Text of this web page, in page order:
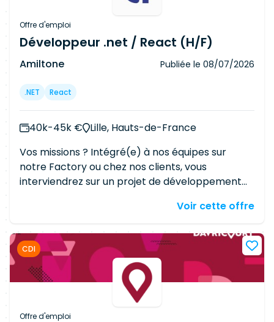
Offre d'emploi
Développeur .net / React (H/F)
Amiltone Publiée le 08/07/2026
.NET React
40k-45k €
Lille, Hauts-de-France
Vos missions ? Intégré(e) à nos équipes sur
notre Factory ou chez nos clients, vous
interviendrez sur un projet de développement
(H/F), vous assurez les missions suivantes :
en .NET (C#) et React Concevoir et consommer
des API REST Assurer l'intégration front-end /
back-end Garantir la qualité, la performance et
la sécurité du code Participer aux revues de
code et aux rituels agiles Collaborer avec les
équipes produit, UX/
Voir cette offre
CDI
Offre d'emploi